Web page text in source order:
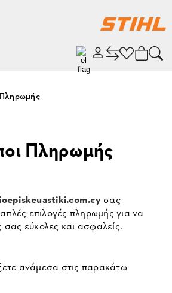
Πληρωμής
σας
επιλογές πληρωμής για να
σας εύκολες και ασφαλείς.
ανάμεσα στις παρακάτω